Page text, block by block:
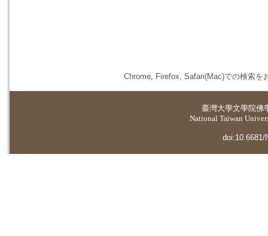
Chrome, Firefox, Safari(Mac)での検索を
臺灣大學文學院佛
National Taiwan
doi:10.6681/